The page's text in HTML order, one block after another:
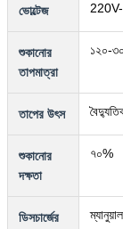
ভোল্টেজ
শুকানোর
তাপমাত্রা
১২০-
তাপের উৎস
শুকানোর
দক্ষতা
৭০%
ডিসচার্জের